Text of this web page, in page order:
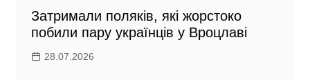
Затримали поляків, які жорстоко
побили пару українців у Вроцлаві
28.07.2026